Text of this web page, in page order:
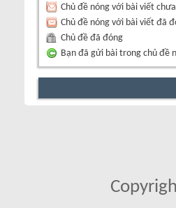
Chủ đề nóng với bài viết
Chủ đề nóng với bài viết đã
Chủ đề đã đóng
Bạn đã gửi bài trong chủ đề